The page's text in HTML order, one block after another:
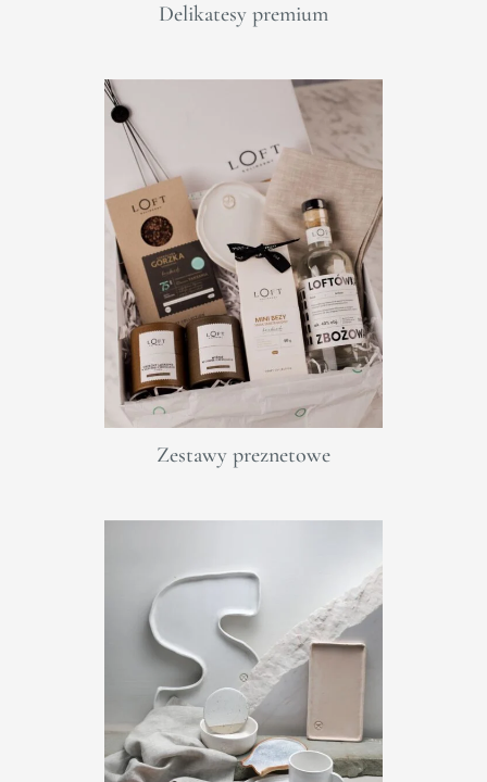
Delikatesy premium
Zestawy preznetowe